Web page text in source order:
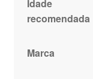
Idade
recomendada
Marca